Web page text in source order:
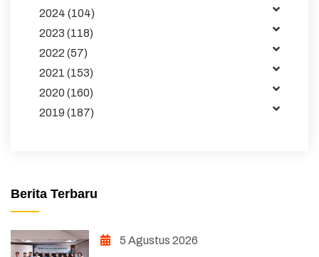
Tata Kelola
Publikasi
Pembelajaran
Sakip
Pendidikan Dasar
2024 (104)
2023 (118)
2022 (57)
2021 (153)
2020 (160)
2019 (187)
Berita Terbaru
5 Agustus 2026